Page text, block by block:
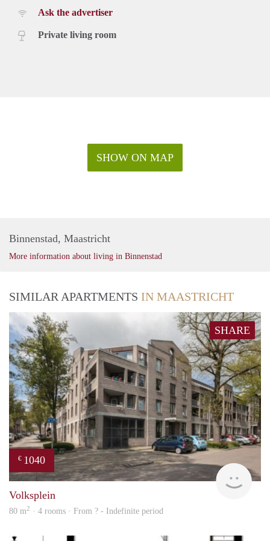
Ask the advertiser
Private living room
SHOW ON MAP
Binnenstad, Maastricht
More information about living in Binnenstad
SIMILAR APARTMENTS IN MAASTRICHT
SHARE
€ 1040
Volksplein
80 m2 · 4 rooms · From ? - Indefinite period